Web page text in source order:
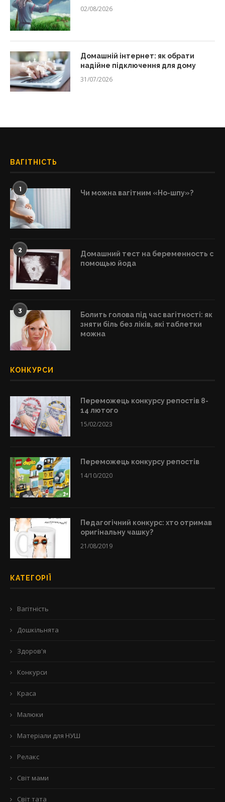
02/08/2026
Домашній інтернет: як обрати
надійне підключення для дому
31/07/2026
ВАГІТНІСТЬ
1 Чи можна вагітним «Но-шпу»?
2
Домашний тест на беременность с
помощью йода
3
Болить голова під час вагітності: як
зняти біль без ліків, які таблетки
можна
КОНКУРСИ
Переможець конкурсу репостів 8-
14 лютого
15/02/2023
Переможець конкурсу репостів
14/10/2020
Педагогічний конкурс: хто отримав
оригінальну чашку?
21/08/2019
КАТЕГОРІЇ
Вагітність
Дошкільнята
Здоров'я
Конкурси
Краса
Малюки
Матеріали для НУШ
Релакс
Світ мами
Світ тата